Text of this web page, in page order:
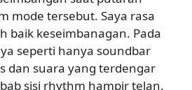
mode tersebut. Saya rasa
baik keseimbanagan. Pada
seperti hanya soundbar
dan suara yang terdengar
sisi rhythm hampir telan.